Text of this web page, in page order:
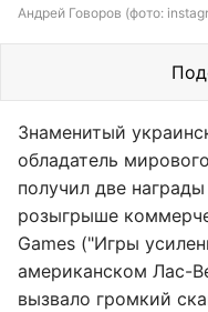
Андрей Говоров (фото:
Знаменитый
обладатель
получил две
розыгрыше
Games ("Игры
американском Лас-
вызвало громкий